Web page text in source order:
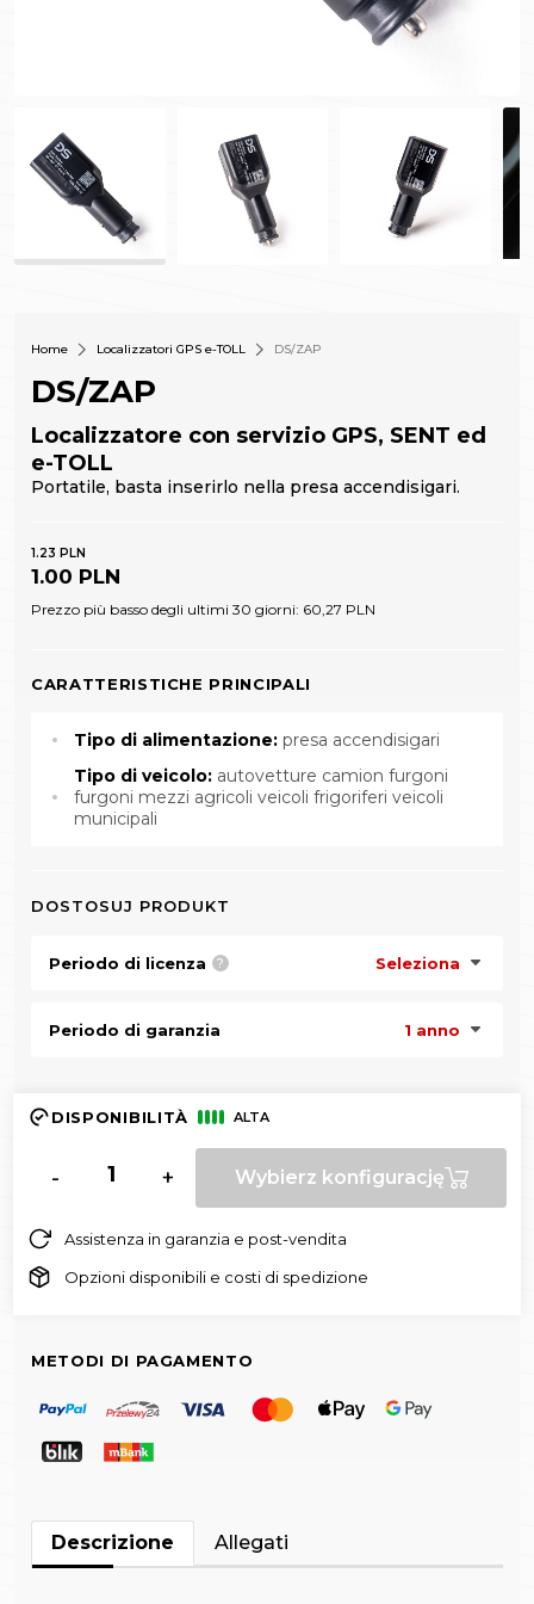
Home Localizzatori GPS e-TOLL DS/ZAP
DS/ZAP
Localizzatore con servizio GPS, SENT ed
e-TOLL
Portatile, basta inserirlo nella presa accendisigari.
1.23 PLN
1.00 PLN
Prezzo più basso degli ultimi 30 giorni: 60,27 PLN
CARATTERISTICHE PRINCIPALI
Tipo di alimentazione: presa accendisigari
Tipo di veicolo: autovetture camion furgoni
furgoni mezzi agricoli veicoli frigoriferi veicoli
municipali
DOSTOSUJ PRODUKT
Periodo di licenza ? Seleziona
Periodo di garanzia 1 anno
DISPONIBILITÀ ALTA
- + Wybierz konfigurację
Assistenza in garanzia e post-vendita
Opzioni disponibili e costi di spedizione
METODI DI PAGAMENTO
Descrizione Allegati